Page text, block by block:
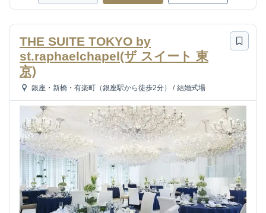
THE SUITE TOKYO by
st.raphaelchapel(ザ スイート 東
京)
銀座・新橋・有楽町（銀座駅から徒歩2分） / 結婚式場